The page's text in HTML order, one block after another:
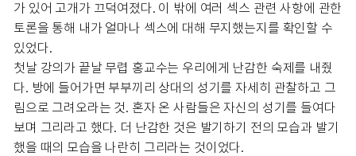
가 있어 고개가 끄덕여졌다. 이 밖에 여러 섹스 관련 사항에 관한
토론을 통해 내가 얼마나 섹스에 대해 무지했는지를 확인할 수
있었다.
첫날 강의가 끝날 무렵 홍교수는 우리에게 난감한 숙제를 내줬
다. 방에 들어가면 부부끼리 상대의 성기를 자세히 관찰하고 그
림으로 그려오라는 것. 혼자 온 사람들은 자신의 성기를 들여다
보며 그리라고 했다. 더 난감한 것은 발기하기 전의 모습과 발기
했을 때의 모습을 나란히 그리라는 것이었다.